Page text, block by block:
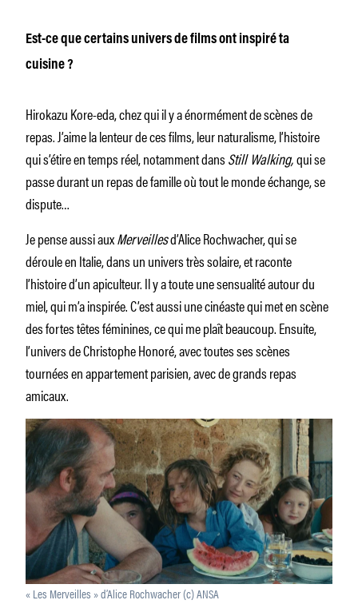
Est-ce que certains univers de films ont inspiré ta
cuisine ?
Hirokazu Kore-eda, chez qui il y a énormément de scènes de
repas. J’aime la lenteur de ces films, leur naturalisme, l’histoire
qui s’étire en temps réel, notamment dansStill Walking,qui se
passe durant un repas de famille où tout le monde échange, se
dispute…
Je pense aussi auxMerveillesd’Alice Rochwacher, qui se
déroule en Italie, dans un univers très solaire, et raconte
l’histoire d’un apiculteur. Il y a toute une sensualité autour du
miel, qui m’a inspirée. C’est aussi une cinéaste qui met en scène
des fortes têtes féminines, ce qui me plaît beaucoup. Ensuite,
l’univers de Christophe Honoré, avec toutes ses scènes
tournées en appartement parisien, avec de grands repas
amicaux.
« Les Merveilles » d’Alice Rochwacher (c) ANSA